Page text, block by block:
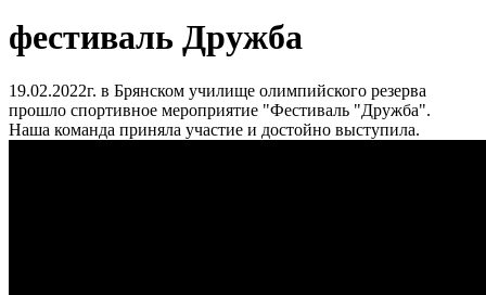
фестиваль Дружба
19.02.2022г. в Брянском училище олимпийского резерва
прошло спортивное мероприятие "Фестиваль "Дружба".
Наша команда приняла участие и достойно выступила.